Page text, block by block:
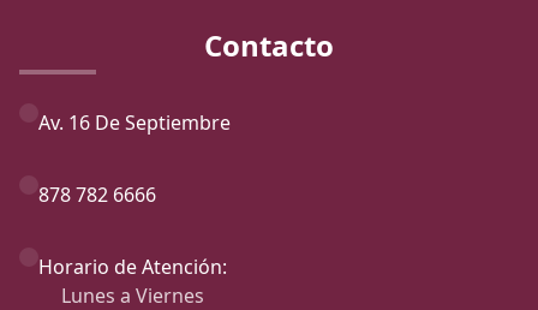
Contacto
Av. 16 De Septiembre
878 782 6666
Horario de Atención:
Lunes a Viernes